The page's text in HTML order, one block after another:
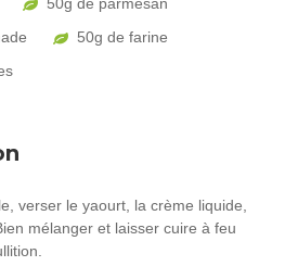
50g de farine
verser le yaourt, la crème liquide,
mélanger et laisser cuire à feu